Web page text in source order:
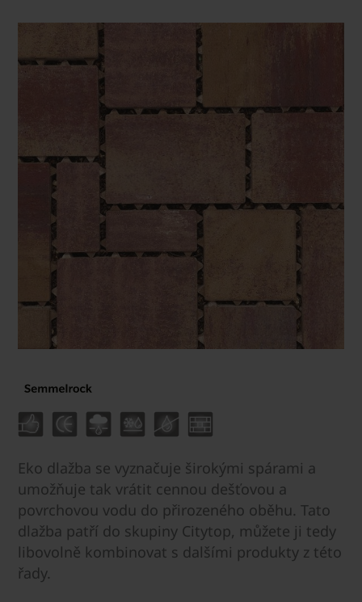
Eko dlažba se vyznačuje širokými spárami a
umožňuje tak vrátit cennou dešťovou a
povrchovou vodu do přirozeného oběhu. Tato
dlažba patří do skupiny Citytop, můžete ji tedy
libovolně kombinovat s dalšími produkty z této
řady.